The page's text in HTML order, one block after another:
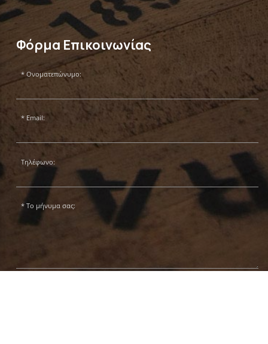
Φόρμα Επικοινωνίας
Ονοματεπώνυμο:
Email:
Τηλέφωνο:
Το μήνυμα σας: